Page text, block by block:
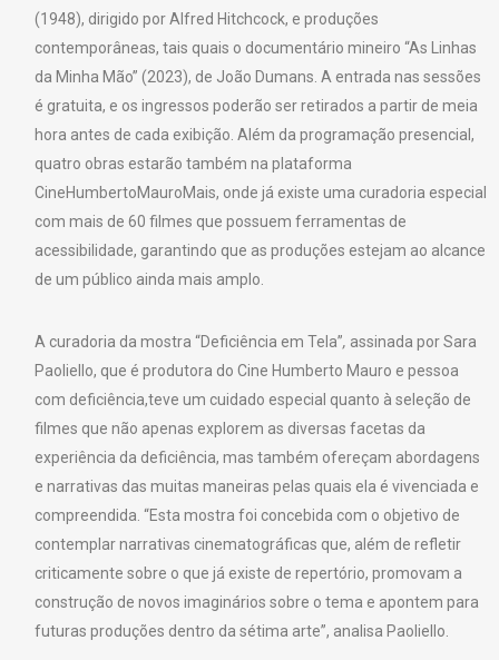
(1948), dirigido por Alfred Hitchcock, e produções
contemporâneas, tais quais o documentário mineiro “As Linhas
da Minha Mão” (2023), de João Dumans. A entrada nas sessões
é gratuita, e os ingressos poderão ser retirados a partir de meia
hora antes de cada exibição. Além da programação presencial,
quatro obras estarão também na plataforma
CineHumbertoMauroMais, onde já existe uma curadoria especial
com mais de 60 filmes que possuem ferramentas de
acessibilidade, garantindo que as produções estejam ao alcance
de um público ainda mais amplo.
A curadoria da mostra “Deficiência em Tela”, assinada por Sara
Paoliello, que é produtora do Cine Humberto Mauro e pessoa
com deficiência,teve um cuidado especial quanto à seleção de
filmes que não apenas explorem as diversas facetas da
experiência da deficiência, mas também ofereçam abordagens
e narrativas das muitas maneiras pelas quais ela é vivenciada e
compreendida. “Esta mostra foi concebida com o objetivo de
contemplar narrativas cinematográficas que, além de refletir
criticamente sobre o que já existe de repertório, promovam a
construção de novos imaginários sobre o tema e apontem para
futuras produções dentro da sétima arte”, analisa Paoliello.